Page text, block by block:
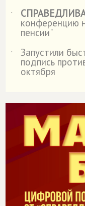
˙
конференцию
пенсии"
˙
Запустили
подпись
октября